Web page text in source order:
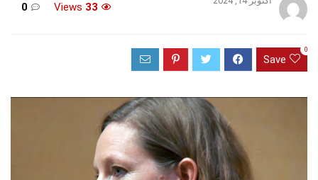
33
0
Save
0